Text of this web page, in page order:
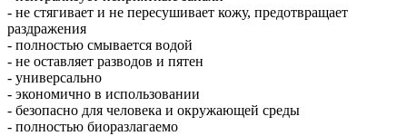
- не стягивает и не пересушивает кожу, предотвращает
раздражения
- полностью смывается водой
- не оставляет разводов и пятен
- универсально
- экономично в использовании
- безопасно для человека и окружающей среды
- полностью биоразлагаемо